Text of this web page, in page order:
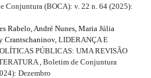
Conjuntura (BOCA): v. 22 n. 64 (2025):
Rabelo, André Nunes, Maria Júlia
Crantschaninov, LIDERANÇA E
PÚBLICAS: UMA REVISÃO
Boletim de Conjuntura
Dezembro